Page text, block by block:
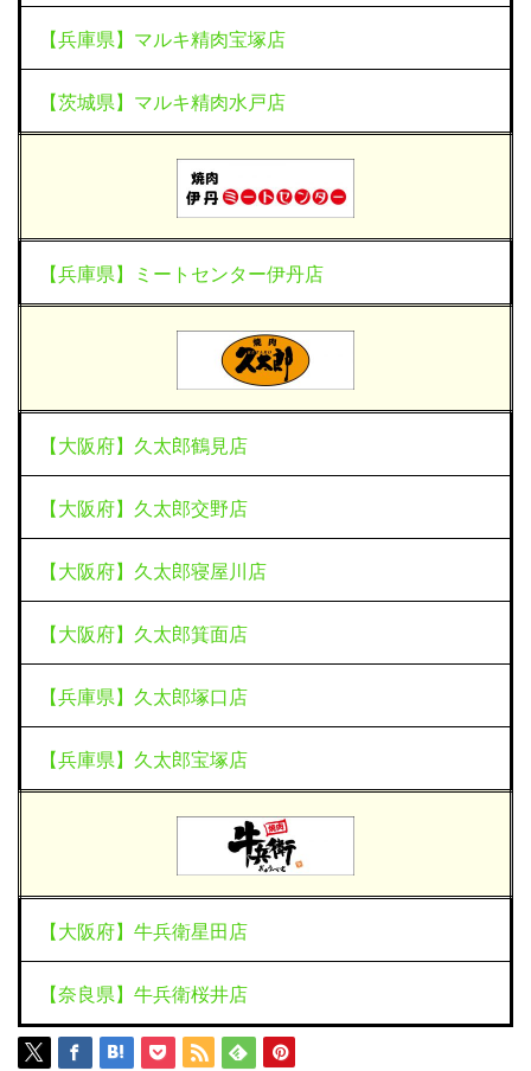
【兵庫県】マルキ精肉宝塚店
【茨城県】マルキ精肉水戸店
【兵庫県】ミートセンター伊丹店
【大阪府】久太郎鶴見店
【大阪府】久太郎交野店
【大阪府】久太郎寝屋川店
【大阪府】久太郎箕面店
【兵庫県】久太郎塚口店
【兵庫県】久太郎宝塚店
【大阪府】牛兵衛星田店
【奈良県】牛兵衛桜井店